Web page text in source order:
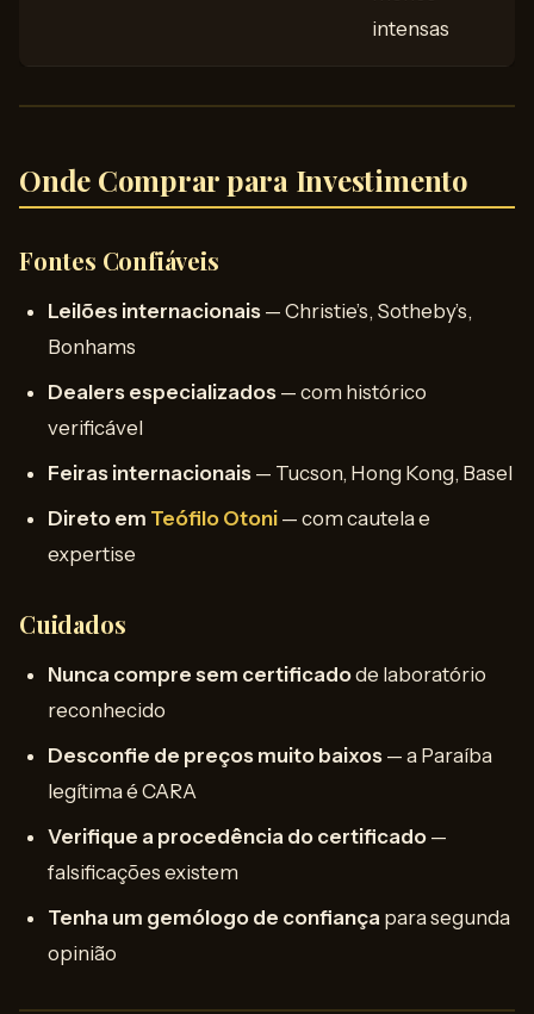
intensas
Onde Comprar para Investimento
Fontes Confiáveis
Leilões internacionais — Christie’s, Sotheby’s,
Bonhams
Dealers especializados — com histórico
verificável
Feiras internacionais — Tucson, Hong Kong, Basel
Direto em Teófilo Otoni — com cautela e
expertise
Cuidados
Nunca compre sem certificadode laboratório
reconhecido
Desconfie de preços muito baixos — a Paraíba
legítima é CARA
Verifique a procedência do certificado —
falsificações existem
Tenha um gemólogo de confiança para segunda
opinião